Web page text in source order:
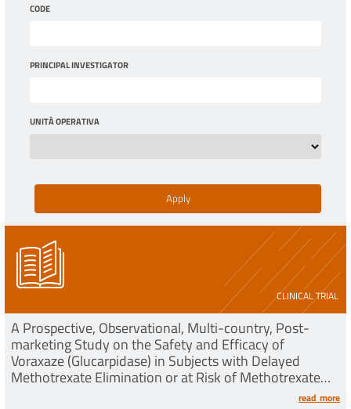
CODE
PRINCIPAL INVESTIGATOR
UNITÀ OPERATIVA
CLINICAL TRIAL
A Prospective, Observational, Multi-country, Post-
marketing Study on the Safety and Efficacy of
Voraxaze (Glucarpidase) in Subjects with Delayed
Methotrexate Elimination or at Risk of Methotrexate
read more